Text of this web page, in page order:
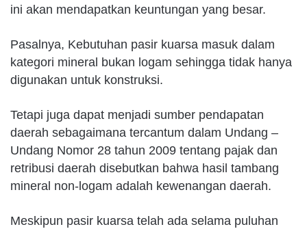
ini akan mendapatkan keuntungan yang besar.
Pasalnya, Kebutuhan pasir kuarsa masuk dalam
kategori mineral bukan logam sehingga tidak hanya
digunakan untuk konstruksi.
Tetapi juga dapat menjadi sumber pendapatan
daerah sebagaimana tercantum dalam Undang –
Undang Nomor 28 tahun 2009 tentang pajak dan
retribusi daerah disebutkan bahwa hasil tambang
mineral non-logam adalah kewenangan daerah.
Meskipun pasir kuarsa telah ada selama puluhan